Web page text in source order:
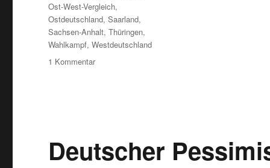
Ost-West-Vergleich,
Ostdeutschland,Saarland,
Sachsen-Anhalt,Thüringen,
Wahlkampf,Westdeutschland
1 Kommentarzu
Deutscher